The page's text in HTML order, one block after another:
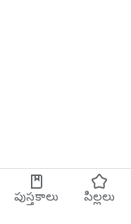
పుస్తకాలు పిల్లలు